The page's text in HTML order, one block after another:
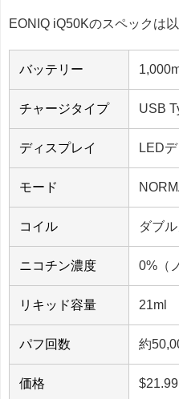
EONIQ iQ50Kのスペックは以
バッテリー
チャージタイプ USB
ディスプレイ LED
モード
コイル ダブ
ニコチン濃度 0%（
リキッド容量 21ml
パフ回数 約
価格